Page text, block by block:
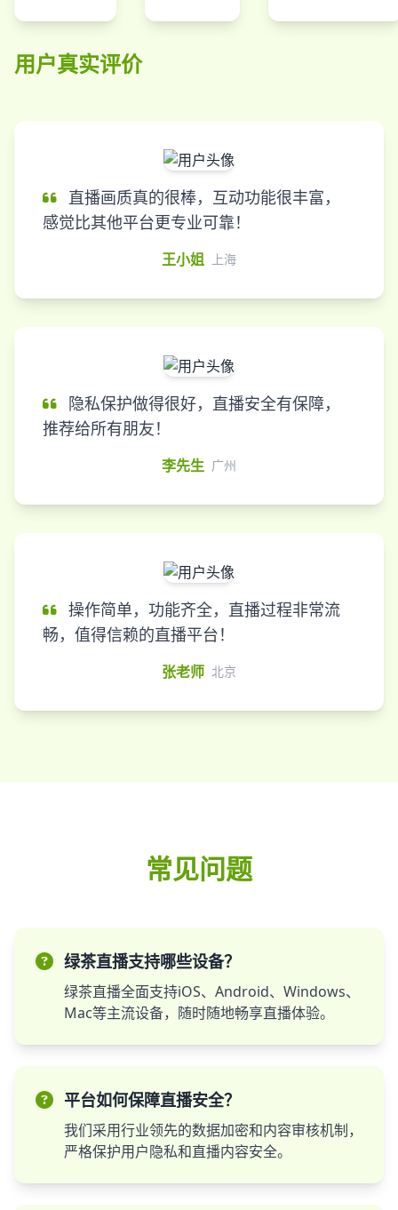
用户真实评价
直播画质真的很棒，互动功能很丰富，
感觉比其他平台更专业可靠！
王小姐 上海
隐私保护做得很好，直播安全有保障，
推荐给所有朋友！
李先生 广州
操作简单，功能齐全，直播过程非常流
畅，值得信赖的直播平台！
张老师 北京
常见问题
绿茶直播支持哪些设备？
绿茶直播全面支持iOS、Android、Windows、
Mac等主流设备，随时随地畅享直播体验。
平台如何保障直播安全？
我们采用行业领先的数据加密和内容审核机制，
严格保护用户隐私和直播内容安全。